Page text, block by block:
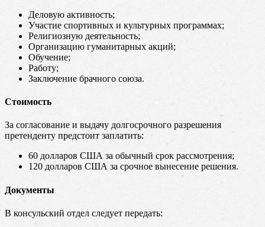
Деловую активность;
Участие спортивных и культурных программах;
Религиозную деятельность;
Организацию гуманитарных акций;
Обучение;
Работу;
Заключение брачного союза.
Стоимость
За согласование и выдачу долгосрочного разрешения
претенденту предстоит заплатить:
60 долларов США за обычный срок рассмотрения;
120 долларов США за срочное вынесение решения.
Документы
В консульский отдел следует передать: